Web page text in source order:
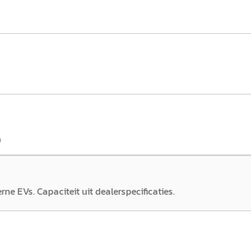
EVs. Capaciteit uit dealerspecificaties.